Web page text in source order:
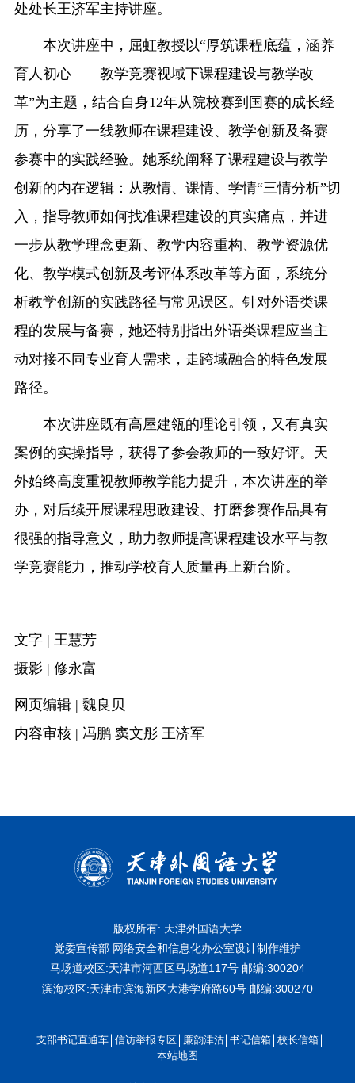
处处长王济军主持讲座。
本次讲座中，屈虹教授以“厚筑课程底蕴，涵养
育人初心——教学竞赛视域下课程建设与教学改
革”为主题，结合自身12年从院校赛到国赛的成长经
历，分享了一线教师在课程建设、教学创新及备赛
参赛中的实践经验。她系统阐释了课程建设与教学
创新的内在逻辑：从教情、课情、学情“三情分析”切
入，指导教师如何找准课程建设的真实痛点，并进
一步从教学理念更新、教学内容重构、教学资源优
化、教学模式创新及考评体系改革等方面，系统分
析教学创新的实践路径与常见误区。针对外语类课
程的发展与备赛，她还特别指出外语类课程应当主
动对接不同专业育人需求，走跨域融合的特色发展
路径。
本次讲座既有高屋建瓴的理论引领，又有真实
案例的实操指导，获得了参会教师的一致好评。天
外始终高度重视教师教学能力提升，本次讲座的举
办，对后续开展课程思政建设、打磨参赛作品具有
很强的指导意义，助力教师提高课程建设水平与教
学竞赛能力，推动学校育人质量再上新台阶。
文字 | 王慧芳
摄影 | 修永富
网页编辑 | 魏良贝
内容审核 | 冯鹏 窦文彤 王济军
版权所有: 天津外国语大学
党委宣传部 网络安全和信息化办公室设计制作维护
马场道校区:天津市河西区马场道117号 邮编:300204
滨海校区:天津市滨海新区大港学府路60号 邮编:300270
支部书记直通车 信访举报专区 廉韵津沽 书记信箱 校长信箱
本站地图